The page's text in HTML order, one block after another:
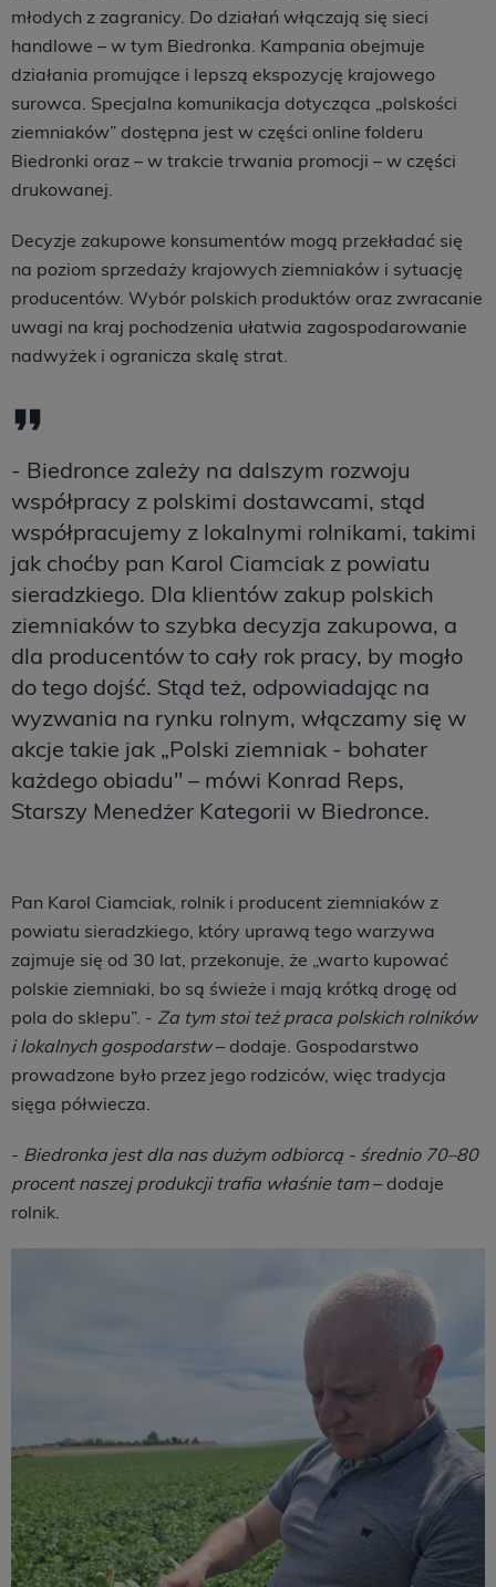
młodych z zagranicy. Do działań włączają się sieci
handlowe – w tym Biedronka. Kampania obejmuje
działania promujące i lepszą ekspozycję krajowego
surowca. Specjalna komunikacja dotycząca „polskości
ziemniaków” dostępna jest w części online folderu
Biedronki oraz – w trakcie trwania promocji – w części
drukowanej.
Decyzje zakupowe konsumentów mogą przekładać się
na poziom sprzedaży krajowych ziemniaków i sytuację
producentów. Wybór polskich produktów oraz zwracanie
uwagi na kraj pochodzenia ułatwia zagospodarowanie
nadwyżek i ogranicza skalę strat.
- Biedronce zależy na dalszym rozwoju
współpracy z polskimi dostawcami, stąd
współpracujemy z lokalnymi rolnikami, takimi
jak choćby pan Karol Ciamciak z powiatu
sieradzkiego. Dla klientów zakup polskich
ziemniaków to szybka decyzja zakupowa, a
dla producentów to cały rok pracy, by mogło
do tego dojść. Stąd też, odpowiadając na
wyzwania na rynku rolnym, włączamy się w
akcje takie jak „Polski ziemniak - bohater
każdego obiadu" – mówi Konrad Reps,
Starszy Menedżer Kategorii w Biedronce.
Pan Karol Ciamciak, rolnik i producent ziemniaków z
powiatu sieradzkiego, który uprawą tego warzywa
zajmuje się od 30 lat, przekonuje, że „warto kupować
polskie ziemniaki, bo są świeże i mają krótką drogę od
pola do sklepu”. - Za tym stoi też praca polskich rolników
i lokalnych gospodarstw– dodaje. Gospodarstwo
prowadzone było przez jego rodziców, więc tradycja
sięga półwiecza.
- Biedronka jest dla nas dużym odbiorcą - średnio 70–80
procent naszej produkcji trafia właśnie tam– dodaje
rolnik.